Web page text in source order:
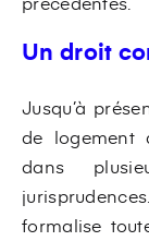
Un droit
Jusqu’à
de logement
dans
formalise